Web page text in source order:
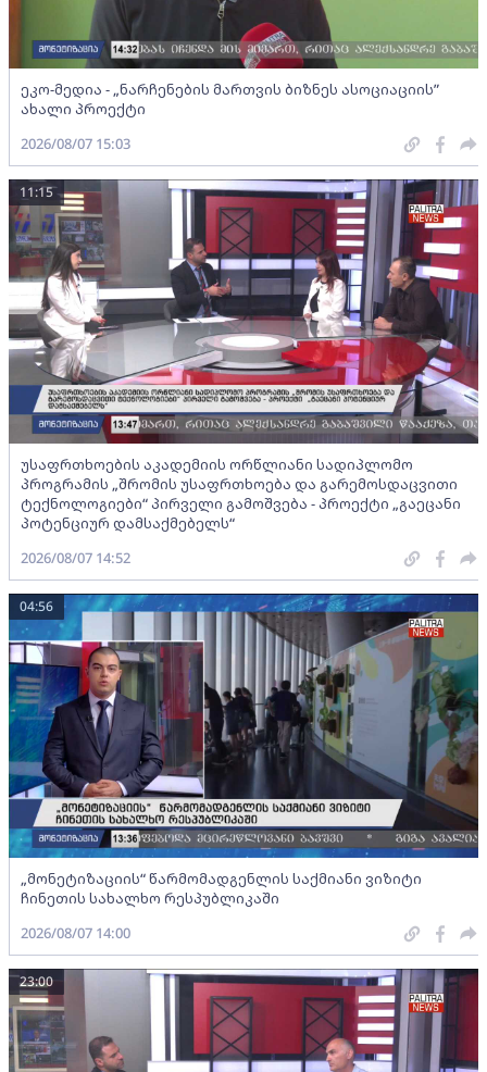
ეკო-მედია - „ნარჩენების მართვის ბიზნეს ასოციაციის”
ახალი პროექტი
2026/08/07 15:03
უსაფრთხოების აკადემიის ორწლიანი სადიპლომო
პროგრამის „შრომის უსაფრთხოება და გარემოსდაცვითი
ტექნოლოგიები“ პირველი გამოშვება - პროექტი „გაეცანი
პოტენციურ დამსაქმებელს“
11:15
2026/08/07 14:52
„მონეტიზაციის“ წარმომადგენლის საქმიანი ვიზიტი
ჩინეთის სახალხო რესპუბლიკაში
04:56
2026/08/07 14:00
23:00